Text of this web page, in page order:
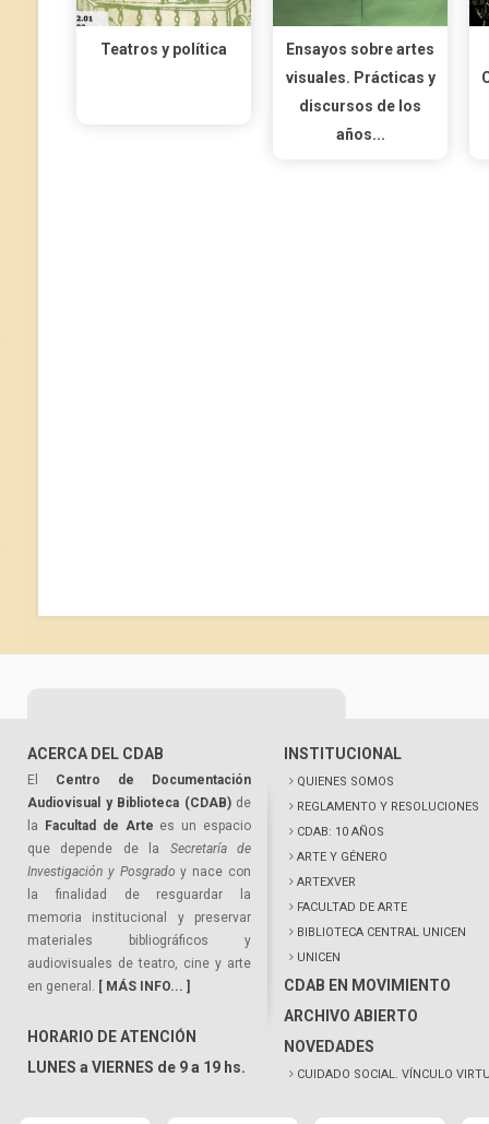
Teatros y política
Ensayos sobre artes
visuales. Prácticas y
discursos de los
años...
ACERCA DEL CDAB
El Centro de Documentación
Audiovisual y Biblioteca (CDAB)de
la
Facultad de Arte es un espacio
que depende de la Secretaría de
Investigación y Posgrado y nace con
la finalidad de resguardar la
memoria institucional y preservar
materiales bibliográficos y
audiovisuales de teatro, cine y arte
en general. [ MÁS INFO... ]
HORARIO DE ATENCIÓN
LUNES a VIERNES de 9 a 19 hs.
INSTITUCIONAL
QUIENES SOMOS
REGLAMENTO Y RESOLUCIONES
CDAB: 10 AÑOS
ARTE Y GÉNERO
ARTEXVER
FACULTAD DE ARTE
BIBLIOTECA CENTRAL UNICEN
UNICEN
CDAB EN MOVIMIENTO
ARCHIVO ABIERTO
NOVEDADES
CUIDADO SOCIAL. VÍNCULO